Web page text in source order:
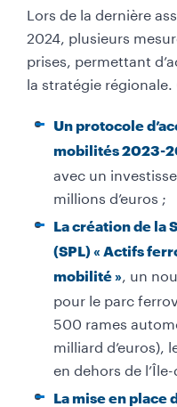
Lors de la dernière
2024, plusieurs
prises, permettant
la stratégie
Un protocole
mobilités 2023-
avec un
millions d’euros ;
La création de la
(SPL) « Actifs
mobilité » , un
pour le parc
500 rames
milliard d’euros),
en dehors de
La mise en place